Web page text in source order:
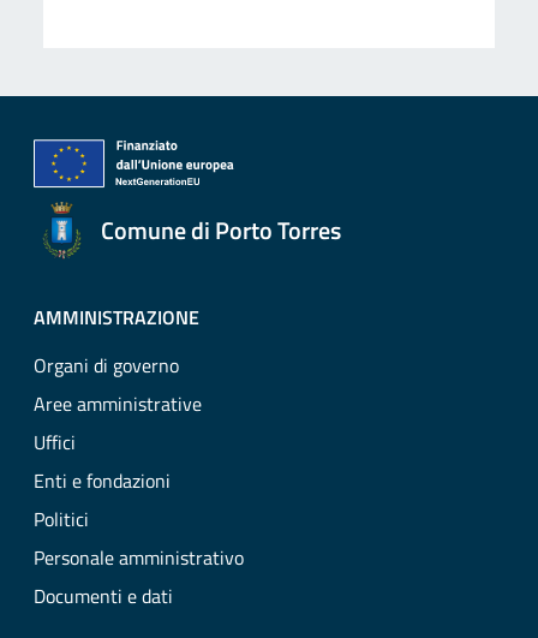
Comune di Porto Torres
AMMINISTRAZIONE
Organi di governo
Aree amministrative
Uffici
Enti e fondazioni
Politici
Personale amministrativo
Documenti e dati